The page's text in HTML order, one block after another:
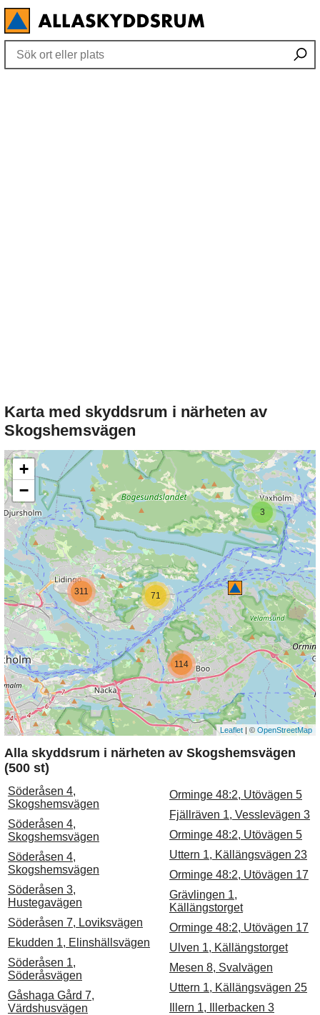
Karta med skyddsrum i närheten av
Skogshemsvägen
3
114
311 71
+
−
Leaflet | © OpenStreetMap
Alla skyddsrum i närheten av Skogshemsvägen
(500 st)
Söderåsen 4,
Skogshemsvägen
Söderåsen 4,
Skogshemsvägen
Söderåsen 4,
Skogshemsvägen
Söderåsen 3,
Hustegavägen
Söderåsen 7, Loviksvägen
Ekudden 1, Elinshällsvägen
Söderåsen 1,
Söderåsvägen
Gåshaga Gård 7,
Värdshusvägen
Orminge 48:2, Utövägen 5
Fjällräven 1, Vesslevägen 3
Orminge 48:2, Utövägen 5
Uttern 1, Källängsvägen 23
Orminge 48:2, Utövägen 17
Grävlingen 1,
Källängstorget
Orminge 48:2, Utövägen 17
Ulven 1, Källängstorget
Mesen 8, Svalvägen
Uttern 1, Källängsvägen 25
Illern 1, Illerbacken 3